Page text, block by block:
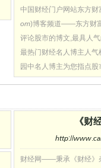
中国财经门户网站东方
om)博客频道——东方财
评论股市的博文,最具人
最热门财经名人博主人
园中名人博主为您指点股
《财
http://
财经网——秉承《财经》